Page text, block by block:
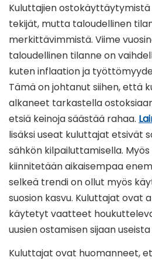
Kuluttajien
tekijät, mutta taloudellinen
merkittävimmistä. Viime
taloudellinen tilanne on
kuten inflaation ja
Tämä on johtanut siihen, että
alkaneet tarkastella
etsiä keinoja säästää rahaa.
lisäksi useat kuluttajat etsivät
sähkön kilpailuttamisella.
kiinnitetään aikaisempaa
selkeä trendi on ollut myös
suosion kasvu. Kuluttajat ovat
käytetyt vaatteet
uusien ostamisen sijaan useista
Kuluttajat ovat huomanneet,